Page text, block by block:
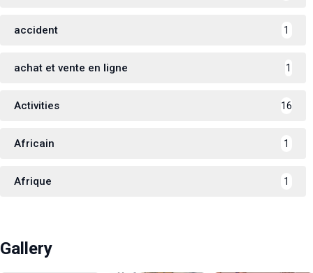
accident 1
achat et vente en ligne 1
Activities 16
Africain 1
Afrique 1
Gallery